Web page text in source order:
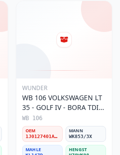
WUNDER
WB 106 VOLKSWAGEN LT
35 - GOLF IV - BORA TDI
1J0 127 401 Yakıt/Mazot
Filtresi
WB 106
OEM
1J0127401A/2D0127399/1J0127399A
MANN
WK853/3X
MAHLE HENGST